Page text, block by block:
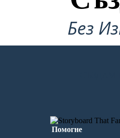
Без
Помогне